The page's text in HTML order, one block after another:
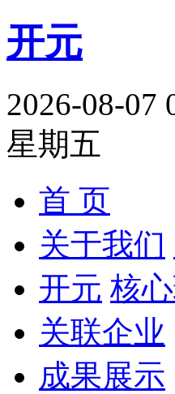
开元
2026-08-07
星期五
首 页
关于我们
开元 核
关联企业
成果展示